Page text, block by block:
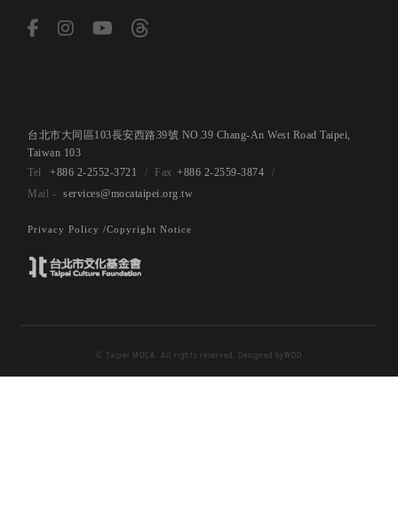
+886 2-2552-3721
+886 2-2559-3874
Privacy Policy /Copyright Notice